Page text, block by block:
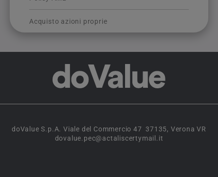
Acquisto azioni proprie
doValue S.p.A. Viale del Commercio 47 37135, Verona VR
dovalue.pec@actaliscertymail.it